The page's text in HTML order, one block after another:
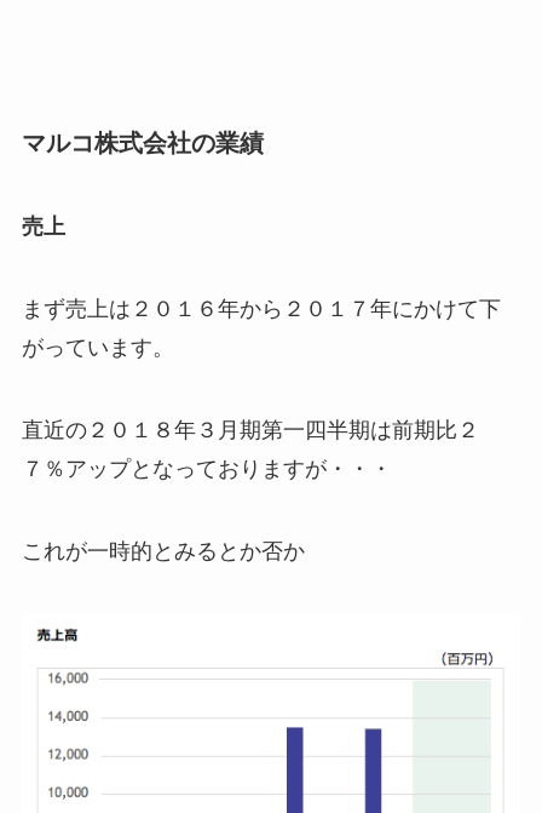
マルコ株式会社の業績
売上
まず売上は２０１６年から２０１７年にかけて下
がっています。
直近の２０１８年３月期第一四半期は前期比２
７％アップとなっておりますが・・・
これが一時的とみるとか否か